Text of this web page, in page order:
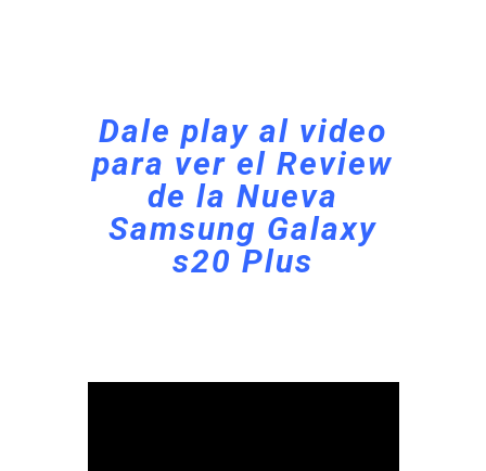
Dale play al video
para ver el Review
de la Nueva
Samsung Galaxy
s20 Plus